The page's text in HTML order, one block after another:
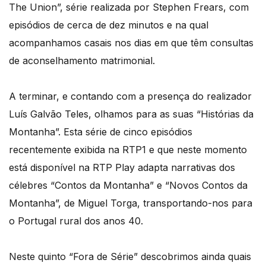
The Union”, série realizada por Stephen Frears, com
episódios de cerca de dez minutos e na qual
acompanhamos casais nos dias em que têm consultas
de aconselhamento matrimonial.
A terminar, e contando com a presença do realizador
Luís Galvão Teles, olhamos para as suas “Histórias da
Montanha”. Esta série de cinco episódios
recentemente exibida na RTP1 e que neste momento
está disponível na RTP Play adapta narrativas dos
célebres “Contos da Montanha” e “Novos Contos da
Montanha”, de Miguel Torga, transportando-nos para
o Portugal rural dos anos 40.
Neste quinto “Fora de Série” descobrimos ainda quais